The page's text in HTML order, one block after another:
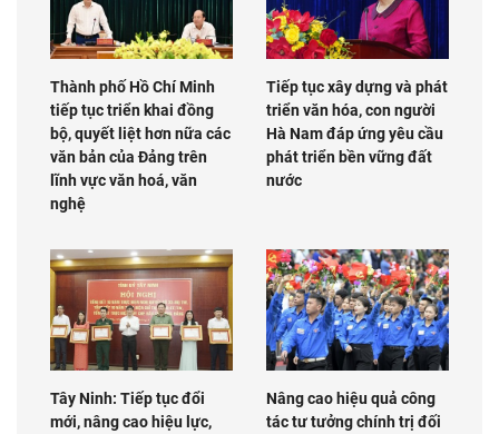
Thành phố Hồ Chí Minh
tiếp tục triển khai đồng
bộ, quyết liệt hơn nữa các
văn bản của Đảng trên
lĩnh vực văn hoá, văn
nghệ
Tiếp tục xây dựng và phát
triển văn hóa, con người
Hà Nam đáp ứng yêu cầu
phát triển bền vững đất
nước
Tây Ninh: Tiếp tục đổi
mới, nâng cao hiệu lực,
Nâng cao hiệu quả công
tác tư tưởng chính trị đối